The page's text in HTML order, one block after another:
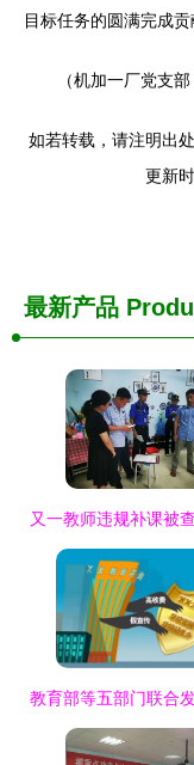
目标任务的圆满完成贡
（机加一厂党支部
如若转载，请注明出
更新
最新产品